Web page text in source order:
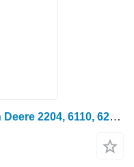
Cabo RE55196 para trator John Deere 2204, 6110, 6200, 6210, 6300, 6310, 6310L, 6400, 6410, 6500L, 6510S, 7200, 7400, 7600, 8400